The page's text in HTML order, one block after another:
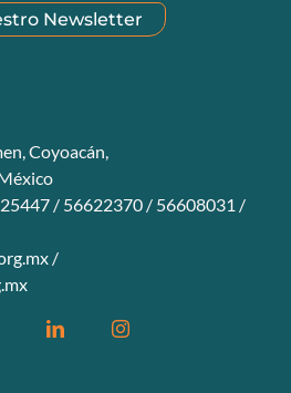
Newsletter
Coyoacán,
/ 56622370 / 56608031 /
/